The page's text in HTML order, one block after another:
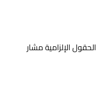
الحقول الإلزامية مشار